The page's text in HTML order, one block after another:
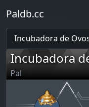
Paldb.cc
Incubadora de
Incubadora
Pal